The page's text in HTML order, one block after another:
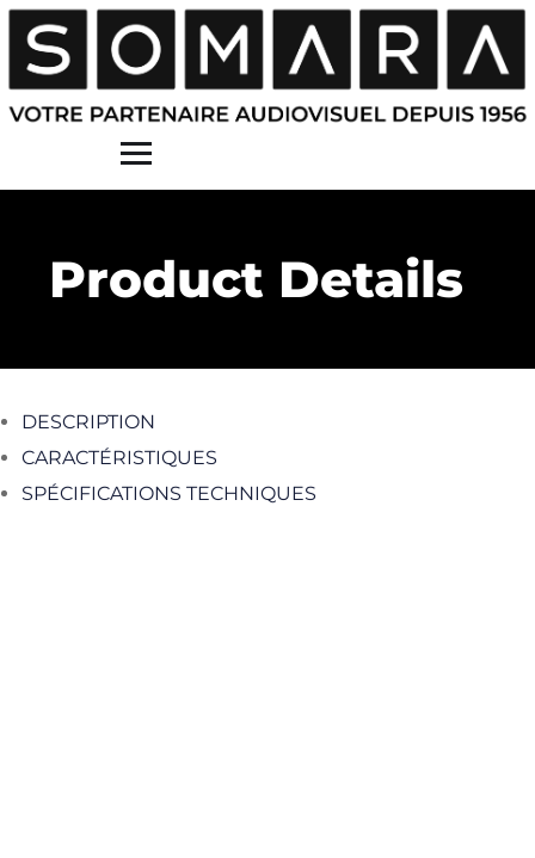
Product Details
DESCRIPTION
CARACTÉRISTIQUES
SPÉCIFICATIONS TECHNIQUES